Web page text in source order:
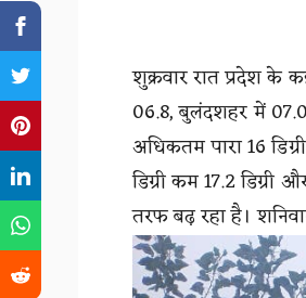
शुक्रवार रात प्रदेश
06.8, बुलंदशहर में
अधिकतम पारा 16
डिग्री कम 17.2 डिग्री
तरफ बढ़ रहा है।